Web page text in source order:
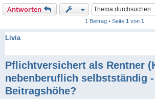
Antworten
1 Beitrag • Seite 1 von 1
Livia
Pflichtversichert als Rentner
nebenberuflich selbstständig -
Beitragshöhe?